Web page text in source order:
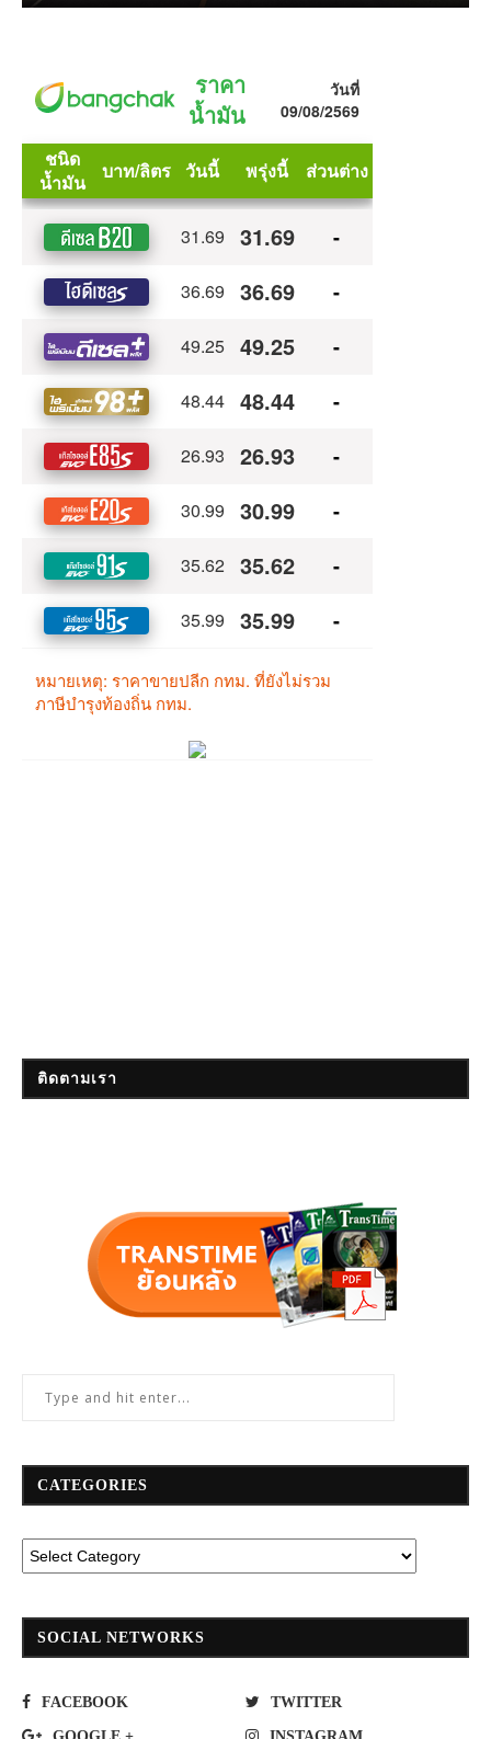
ติดตามเรา
CATEGORIES
SOCIAL NETWORKS
FACEBOOK TWITTER